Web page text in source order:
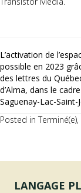
L’activation de
possible en 2023
des lettres du
d’Alma, dans le
Saguenay-Lac-Saint-
Posted inTerminé(e),
LANGAGE